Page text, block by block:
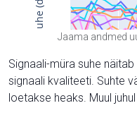
Jaama andmed
Signaali-müra suhe
signaali kvaliteeti. Suhte
loetakse heaks. Muul